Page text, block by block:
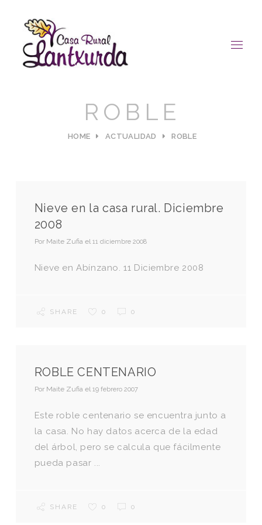
ROBLE
HOME ACTUALIDAD ROBLE
Nieve en la casa rural. Diciembre
2008
Por Maite Zufia el11 diciembre 2008
Nieve en Abínzano. 11 Diciembre 2008
SHARE 0 0
ROBLE CENTENARIO
Por Maite Zufia el19 febrero 2007
Este roble centenario se encuentra junto a
la casa. No hay datos acerca de la edad
del árbol, pero se calcula que fácilmente
pueda pasar ...
SHARE 0 0